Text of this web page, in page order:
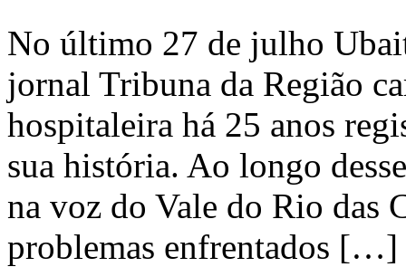
No último 27 de julho
jornal Tribuna da Região
hospitaleira há 25 anos
sua história. Ao longo
na voz do Vale do Rio das
problemas enfrentados […]